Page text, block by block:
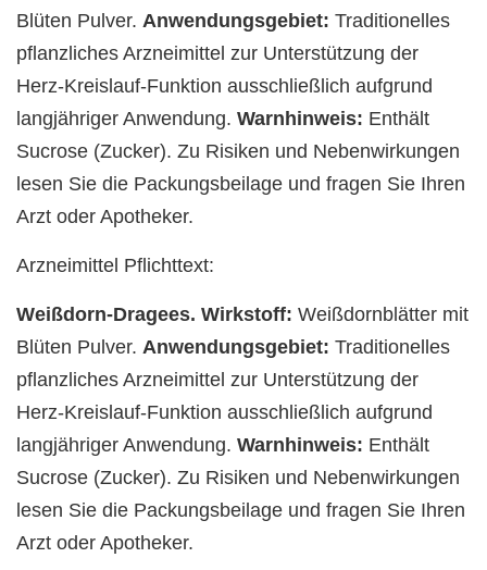
Blüten Pulver. Anwendungsgebiet: Traditionelles
pflanzliches Arzneimittel zur Unterstützung der
Herz-Kreislauf-Funktion ausschließlich aufgrund
langjähriger Anwendung. Warnhinweis: Enthält
Sucrose (Zucker). Zu Risiken und Nebenwirkungen
lesen Sie die Packungsbeilage und fragen Sie Ihren
Arzt oder Apotheker.
Arzneimittel Pflichttext:
Weißdorn-Dragees. Wirkstoff: Weißdornblätter mit
Blüten Pulver. Anwendungsgebiet: Traditionelles
pflanzliches Arzneimittel zur Unterstützung der
Herz-Kreislauf-Funktion ausschließlich aufgrund
langjähriger Anwendung. Warnhinweis: Enthält
Sucrose (Zucker). Zu Risiken und Nebenwirkungen
lesen Sie die Packungsbeilage und fragen Sie Ihren
Arzt oder Apotheker.